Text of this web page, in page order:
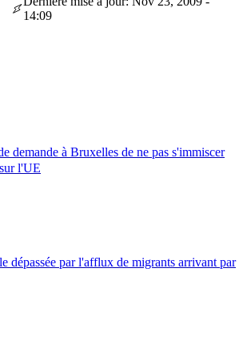
14:09
demande à Bruxelles de ne pas s'immiscer
l'UE
dépassée par l'afflux de migrants arrivant par